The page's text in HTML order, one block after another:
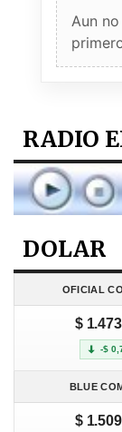
Aun
RADIO
DOLAR
OFICIAL
$
-$
BLUE
$